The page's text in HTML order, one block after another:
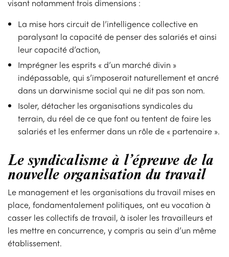
visant notamment trois dimensions :
La mise hors circuit de l’intelligence collective en
paralysant la capacité de penser des salariés et ainsi
leur capacité d’action,
Imprégner les esprits « d’un marché divin »
indépassable, qui s’imposerait naturellement et ancré
dans un darwinisme social qui ne dit pas son nom.
Isoler, détacher les organisations syndicales du
terrain, du réel de ce que font ou tentent de faire les
salariés et les enfermer dans un rôle de « partenaire ».
Le syndicalisme à l’épreuve de la
nouvelle organisation du travail
Le management et les organisations du travail mises en
place, fondamentalement politiques, ont eu vocation à
casser les collectifs de travail, à isoler les travailleurs et
les mettre en concurrence, y compris au sein d’un même
établissement.